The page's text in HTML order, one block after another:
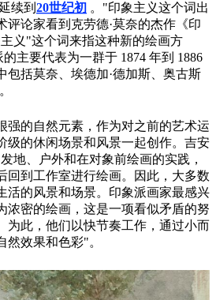
续到 20世纪初 。"印象主义这个词出
评论家看到克劳德·莫奈的杰作《印
义"这个词来指这种新的绘画方
主要代表为一群于 1874 年到 1886
包括莫奈、埃德加·德加斯、奥古斯
强的自然元素，作为对之前的艺术运
级的休闲场景和风景一起创作。吉安
地、户外和在对象前绘画的实践，
回到工作室进行绘画。因此，大多数
活的风景和场景。印象派画家最感兴
浓密的绘画，这是一项看似矛盾的努
为此，他们以快节奏工作，通过小而
然效果和色彩"。